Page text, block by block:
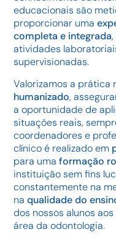
educacionais são
proporcionar uma
completa e integrada
atividades
supervisionadas.
Valorizamos a prática
humanizado,
a oportunidade de
situações reais,
coordenadores e
clínico é realizado em
para umaformação
instituição sem fins
constantemente na
naqualidade do
dos nossos alunos
área da odontologia.